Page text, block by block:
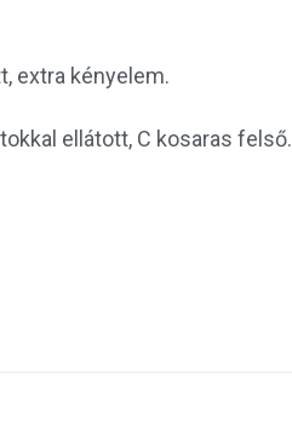
extra kényelem.
ellátott, C kosaras felső.